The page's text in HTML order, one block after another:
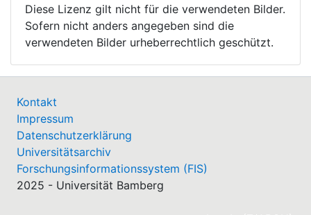
Diese Lizenz gilt nicht für die verwendeten Bilder.
Sofern nicht anders angegeben sind die
verwendeten Bilder urheberrechtlich geschützt.
Kontakt
Impressum
Datenschutzerklärung
Universitätsarchiv
Forschungsinformationssystem (FIS)
2025 - Universität Bamberg